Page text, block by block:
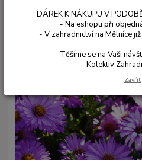
DÁREK K NÁKUPU V
- Na eshopu při
- V zahradnictví na Mělníce
Těšíme se na Vaši
Kolektiv
Zavřít